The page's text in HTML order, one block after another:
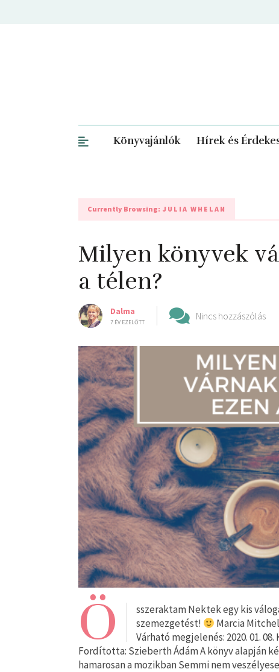
Könyvajánlók Hírek és
Currently Browsing: JULIA WHELAN
Milyen könyvek
a télen?
Dalma
7 ÉV EZELŐTT
Nincs hozzászólás
Ö
sszeraktam Nektek egy kis
szemezgetést!
Marcia
Várható megjelenés: 2020. 01.
Fordította: Szieberth Ádám A könyv alapján
hamarosan a mozikban Semmi nem